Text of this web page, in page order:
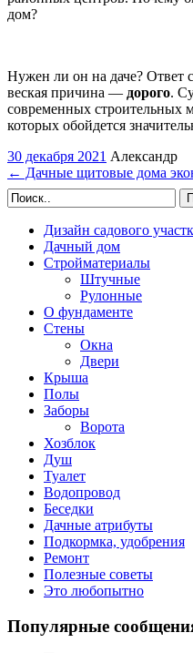
дом?
Нужен ли он на даче? Ответ
веская причина — дорого.
современных строительных
которых обойдется
30 декабря 2021 Александр
← Дачные щитовые дома
Дизайн садового
Дачный дом
Стройматериалы
Штучные
Рулонные
О фундаменте
Стены
Окна
Двери
Крыша
Полы
Заборы
Ворота
Хозблок
Душ
Туалет
Водопровод
Беседки
Дачные атрибуты
Подкормка, удобрения
Ремонт
Полезные советы
Это любопытно
Популярные